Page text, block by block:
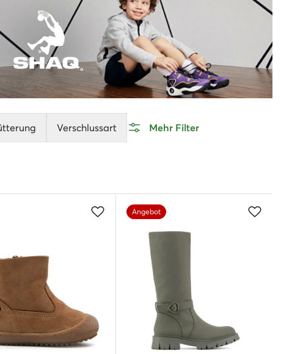
Verschlussart Mehr Filter
Angebot